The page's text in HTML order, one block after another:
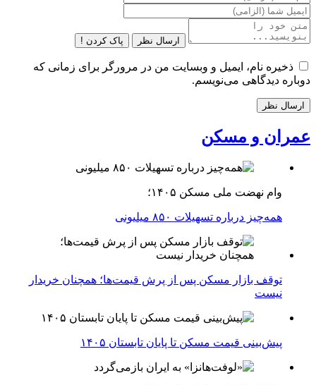
ارسال نظر پاک کردن !
ذخیره نام، ایمیل و وبسایت من در مرورگر برای زمانی که
دوباره دیدگاهی می‌نویسم.
عمران و مسکن
وام نهضت ملی مسکن ۱۴۰۵؛
همه‌چیز درباره تسهیلات ۸۵۰ میلیونی
توقف بازار مسکن پس از پرش قیمت‌ها؛ همچنان خریدار
نیست
پیش‌بینی قیمت مسکن تا پایان تابستان ۱۴۰۵